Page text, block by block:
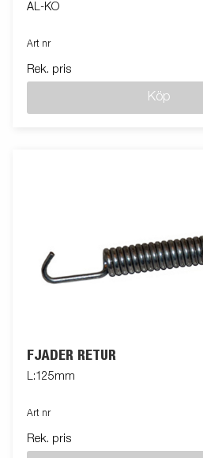
AL-KO
Art nr
Rek. pris
Köp
FJÄDER RETUR
L:125mm
Art nr
Rek. pris